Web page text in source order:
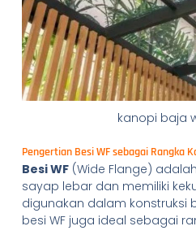
kanopi baja
Pengertian Besi WF sebagai Rangka
Besi WF(Wide Flange)
sayap lebar dan memiliki
digunakan dalam konstruksi
besi WF juga ideal sebagai